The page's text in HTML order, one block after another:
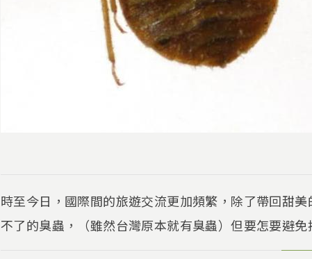
時至今日，國際間的旅遊交流更加頻繁，除了帶回甜
不了的臭蟲，（雖然台灣原本就有臭蟲）但要怎要避